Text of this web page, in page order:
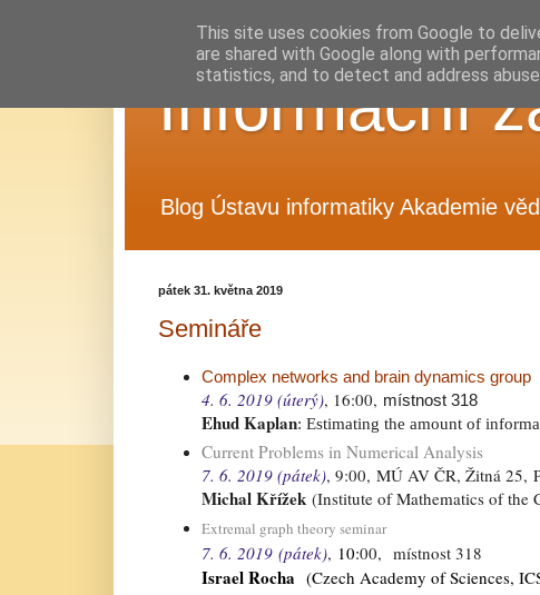
Informační
Blog Ústavu informatiky Akademie
pátek 31. května 2019
Semináře
Complex networks and brain dynamics group
4. 6. 2019 (úterý), 16:00, místnost 318
Ehud Kaplan: Estimating the amount of
Current Problems in Numerical Analysis
7. 6. 2019 (pátek), 9:00, MÚ AV ČR, Žitná 25,
Michal Křížek (Institute of Mathematics of the
Extremal graph theory seminar
7. 6. 2019 (pátek), 10:00, místnost 318
Israel Rocha (Czech Academy of Sciences,
This site uses cookies from Google to
are shared with Google along with
statistics, and to detect and address